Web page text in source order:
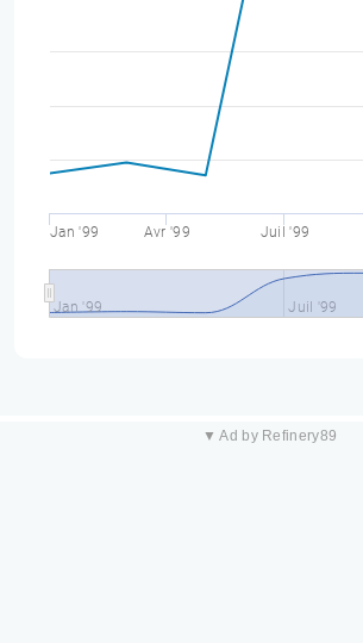
Jan '99 Avr '99 Juil '99
Jan '99 Juil '99
▼ Ad by Refinery89